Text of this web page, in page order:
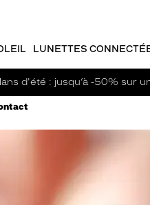
LUNETTES
d'été : jusqu’à -50% sur